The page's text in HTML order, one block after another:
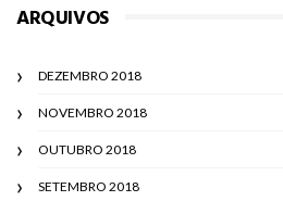
ARQUIVOS
DEZEMBRO 2018
NOVEMBRO 2018
OUTUBRO 2018
SETEMBRO 2018